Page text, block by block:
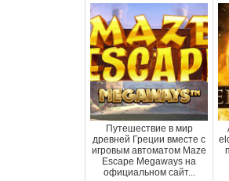
Путешествие в мир
древней Греции вместе с
игровым автоматом Maze
Escape Megaways на
официальном сайт...